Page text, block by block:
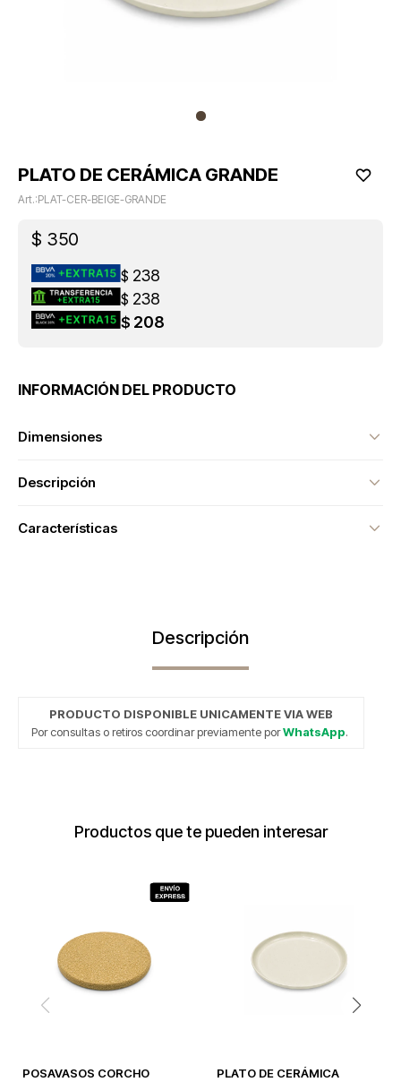
PLATO DE CERÁMICA GRANDE
PLAT-CER-BEIGE-GRANDE
$ 350
$ 238
$ 238
$ 208
INFORMACIÓN DEL PRODUCTO
Dimensiones
Descripción
Características
Descripción
PRODUCTO DISPONIBLE UNICAMENTE VIA WEB
Por consultas o retiros coordinar previamente porWhatsApp.
Productos que te pueden interesar
POSAVASOS CORCHO
PLATO DE CERÁMICA